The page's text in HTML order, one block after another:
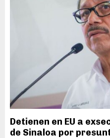
Detienen en EU a
de Sinaloa por